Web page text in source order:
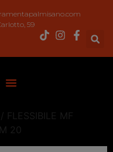
59
/ FLESSIBILE MF
20